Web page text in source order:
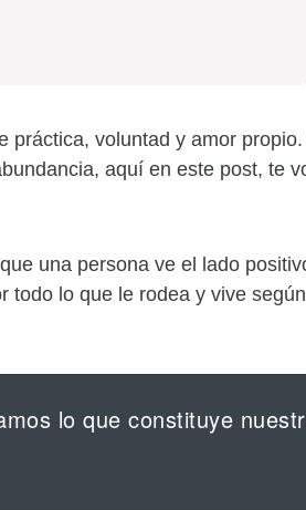
práctica, voluntad y amor
aquí en este post, te
una persona ve el lado
todo lo que le rodea y vive según
lo que constituye